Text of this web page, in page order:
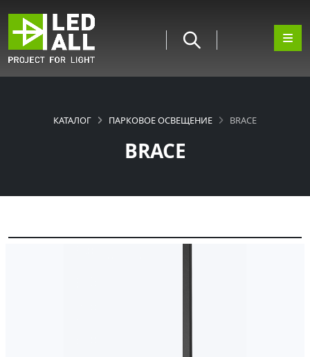
BRACE
КАТАЛОГ ПАРКОВОЕ ОСВЕЩЕНИЕ BRACE